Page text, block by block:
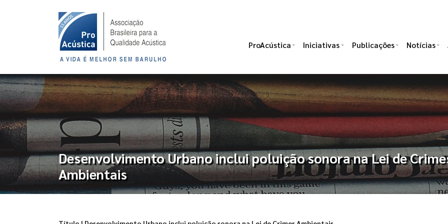
ProAcústica Iniciativas Publicações Notícias
Desenvolvimento Urbano inclui poluição sonora na Lei de
Ambientais